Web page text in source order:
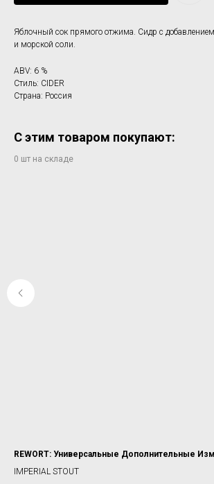
Яблочный сок прямого отжима. Сидр с
и морской соли.
ABV: 6 %
Стиль: CIDER
Страна: Россия
С этим товаром покупают:
REWORT: Универсальные Дополнительные
IMPERIAL STOUT